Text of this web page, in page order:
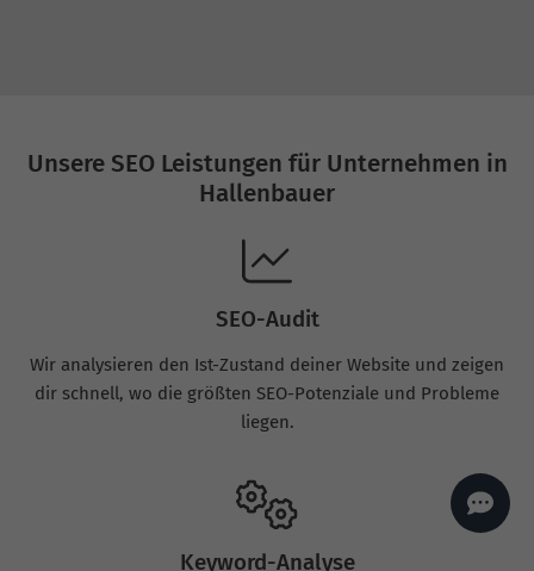
Unsere SEO Leistungen für Unternehmen in
Hallenbauer
SEO-Audit
Wir analysieren den Ist-Zustand deiner Website und zeigen
dir schnell, wo die größten SEO-Potenziale und Probleme
liegen.
Keyword-Analyse
Profi-SEO startet bei uns